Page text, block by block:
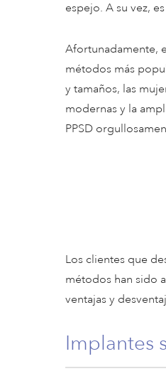
espejo. A su vez,
Afortunadamente,
métodos más
y tamaños, las
modernas y la
PPSD
Los clientes que
métodos han sido
ventajas y
Implantes